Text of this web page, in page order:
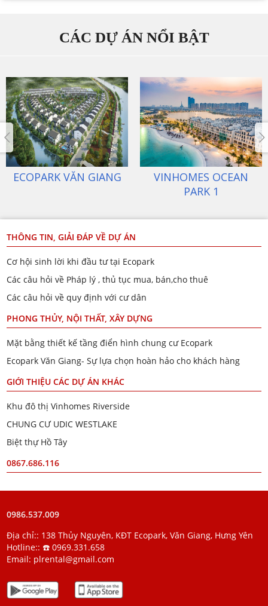
CÁC DỰ ÁN NỔI BẬT
VINHOMES OCEAN
VINHOMES OCEAN
PARK 2
THÔNG TIN, GIẢI ĐÁP VỀ DỰ ÁN
Cơ hội sinh lời khi đầu tư tại Ecopark
Các câu hỏi về Pháp lý , thủ tục mua, bán,cho thuê
Các câu hỏi về quy định với cư dân
PHONG THỦY, NỘI THẤT, XÂY DỰNG
Mặt bằng thiết kế tầng điển hình chung cư Ecopark
Ecopark Văn Giang- Sự lựa chọn hoàn hảo cho khách hàng
GIỚI THIỆU CÁC DỰ ÁN KHÁC
Khu đô thị Vinhomes Riverside
CHUNG CƯ UDIC WESTLAKE
Biệt thự Hồ Tây
0867.686.116
0986.537.009
Địa chỉ:: 138 Thủy Nguyên, KĐT Ecopark, Văn Giang, Hưng Yên
Hotline:: ☎️ 0969.331.658
Email: plrental@gmail.com